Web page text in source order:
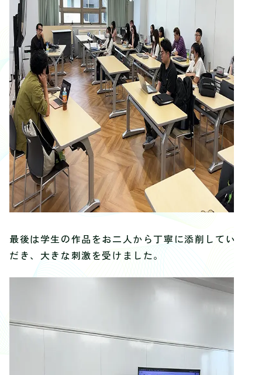
最後は学生の作品をお二人から丁寧に添削していた
だき、大きな刺激を受けました。